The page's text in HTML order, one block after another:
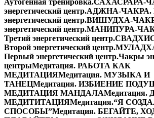
Аутогенная тренировка.САХАСРАРА-
энергетический центр.АДЖНА-ЧАКРА.
энергетический центр.ВИШУДХА-
энергетический центр.МАНИПУРА-
Третий энергетический центр.
Второй энергетический центр.
Первый энергетический центр.Чакры
центрыМедитация. РАБОТА КАК
МЕДИТАЦИЯМедитация. МУЗЫКА И
ТАНЕЦМедитация. ИЗБИЕНИЕ
МЕДИТАЦИЯ МАНДАЛА
МЕДИТИТАЦИЯМедитация.“Я
СПОСОБЫ”Медитация. БЕГАЙТЕ,